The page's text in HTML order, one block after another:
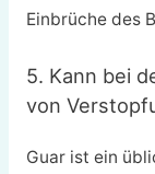
Einbrüche des
5. Kann bei
von
Guar ist ein